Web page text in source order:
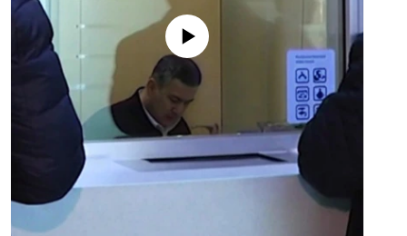
No media source currently available